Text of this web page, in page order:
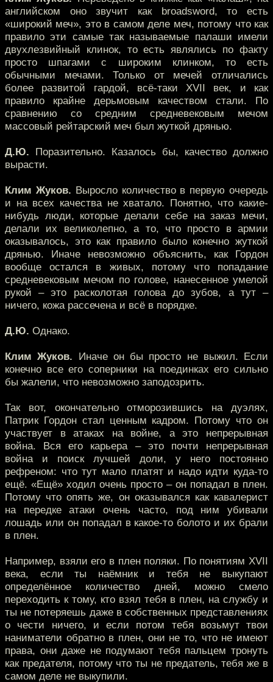
английском оно звучит как broadsword, то есть
«широкий меч», это в самом деле меч, потому что как
правило эти самые так называемые палаши имели
двухлезвийный клинок, то есть являлись по факту
просто шпагами с широким клинком, то есть
обычными мечами. Только от мечей отличались
более развитой гардой, всё-таки XVII век, и как
правило крайне дерьмовым качеством стали. По
сравнению со средним средневековым мечом
массовый рейтарский меч был жуткой дрянью.
Д.Ю. Поразительно. Казалось бы, качество должно
вырасти.
Клим Жуков. Выросло количество в первую очередь
и на всех качества не хватало. Понятно, что какие-
нибудь люди, которые делали себе на заказ мечи,
делали их великолепно, а то, что просто в армии
оказывалось, это как правило было конечно жуткой
дрянью. Иначе невозможно объяснить, как Гордон
вообще остался в живых, потому что попадание
средневековым мечом по голове, нанесенное умелой
рукой – это расколотая голова до зубов, а тут –
ничего, кожа рассечена и всё в порядке.
Д.Ю. Однако.
Клим Жуков. Иначе он бы просто не выжил. Если
конечно все его соперники на поединках его сильно
бы жалели, что невозможно заподозрить.
Так вот, окончательно отморозившись на дуэлях,
Патрик Гордон стал ценным кадром. Потому что он
участвует в атаках на войне, а это непрерывная
война. Вся его карьера – это почти непрерывная
война и поиск лучшей доли, у него постоянно
рефреном: что тут мало платят и надо идти куда-то
ещё. «Ещё» ходил очень просто – он попадал в плен.
Потому что опять же, он оказывался как кавалерист
на передке атаки очень часто, под ним убивали
лошадь или он попадал в какое-то болото и их брали
в плен.
Например, взяли его в плен поляки. По понятиям XVII
века, если ты наёмник и тебя не выкупают
определённое количество дней, можно смело
переходить к тому, кто взял тебя в плен, на службу и
ты не потеряешь даже в собственных представлениях
о чести ничего, и если потом тебя возьмут твои
наниматели обратно в плен, они не то, что не имеют
права, они даже не подумают тебя пальцем тронуть
как предателя, потому что ты не предатель, тебя же в
самом деле не выкупили.